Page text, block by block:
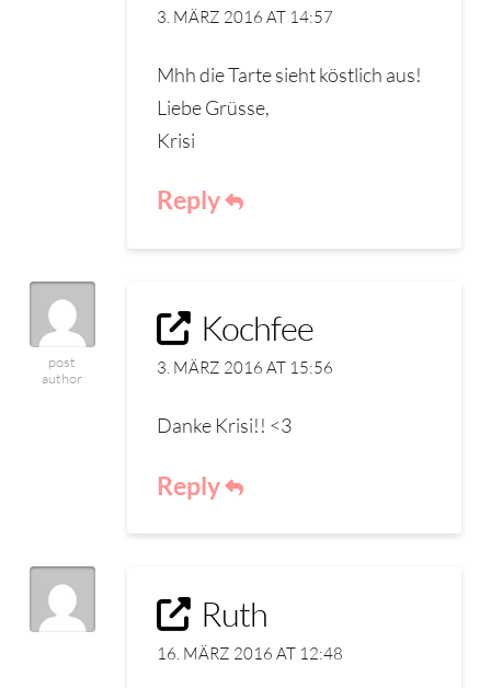
3. MÄRZ 2016 AT 14:57
Mhh die Tarte sieht köstlich aus!
Liebe Grüsse,
Krisi
Reply
post
author
Kochfee
3. MÄRZ 2016 AT 15:56
Danke Krisi!! <3
Reply
Ruth
16. MÄRZ 2016 AT 12:48